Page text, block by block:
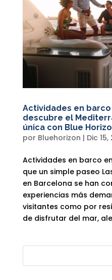
Actividades en
descubre el
única con Blue
por Bluehorizon | Dic 15,
Actividades en barco
que un simple paseo
en Barcelona se han
experiencias más
visitantes como por
de disfrutar del mar,